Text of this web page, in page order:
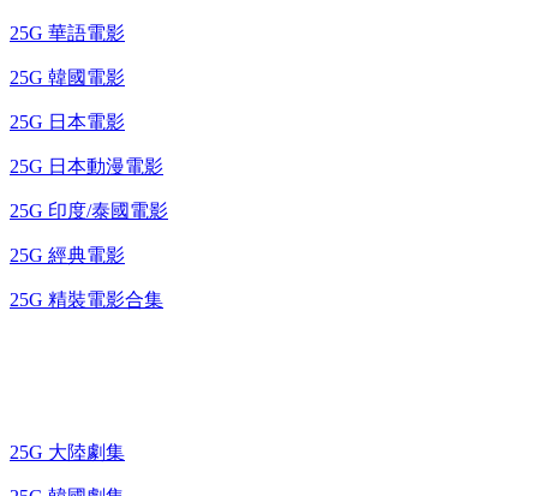
25G 華語電影
25G 韓國電影
25G 日本電影
25G 日本動漫電影
25G 印度/泰國電影
25G 經典電影
25G 精裝電影合集
25G 大陸劇集